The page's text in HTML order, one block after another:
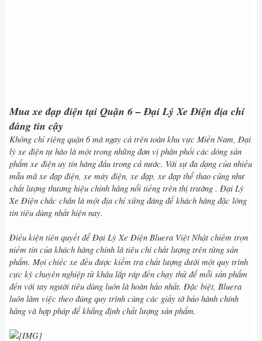
Mua xe đạp điện tại Quận 6 – Đại Lý Xe Điện địa chỉ
đáng tin cậy
Không chỉ riêng quận 6 mà ngay cả trên toàn khu vực Miền Nam, Đại
lý xe điện tự hào là một trong những đơn vị phân phối các dòng sản
phẩm xe điện uy tín hàng đầu trong cả nước. Với sự đa dạng của nhiều
mẫu mã xe đạp điện, xe máy điện, xe đạp, xe đạp thể thao cũng như
chất lượng thương hiệu chính hãng nổi tiếng trên thị trường . Đại Lý
Xe Điện chắc chắn là một địa chỉ xứng đáng để khách hàng đặc lòng
tin tiêu dùng nhất hiện nay.
Điều kiện tiên quyết để Đại Lý Xe Điện Bluera Việt Nhật chiếm trọn
niềm tin của khách hàng chính là tiêu chí chất lượng trên từng sản
phẩm. Mọi chiếc xe đều được kiểm tra chất lượng dưới một quy trình
cực kỳ chuyên nghiệp từ khâu lắp ráp đến chạy thử để mỗi sản phẩm
đến với tay người tiêu dùng luôn là hoàn hảo nhất. Đặc biệt, Bluera
luôn làm việc theo đúng quy trình cùng các giấy tờ bảo hành chính
hãng và hợp pháp để khẳng định chất lượng sản phẩm.